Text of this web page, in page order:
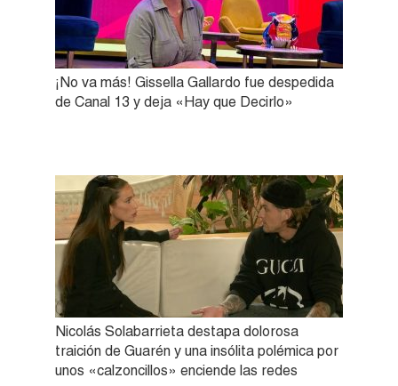
¡No va más! Gissella Gallardo fue despedida
de Canal 13 y deja «Hay que Decirlo»
Nicolás Solabarrieta destapa dolorosa
traición de Guarén y una insólita polémica por
unos «calzoncillos» enciende las redes